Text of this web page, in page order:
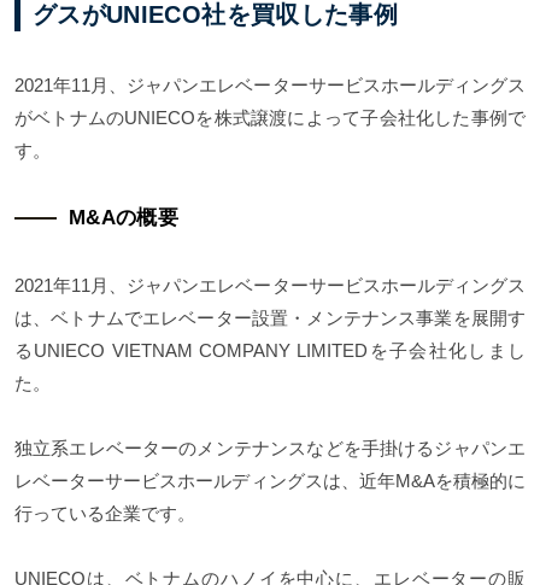
グスがUNIECO社を買収した事例
2021年11月、ジャパンエレベーターサービスホールディングス
がベトナムのUNIECOを株式譲渡によって子会社化した事例で
す。
M&Aの概要
2021年11月、ジャパンエレベーターサービスホールディングス
は、ベトナムでエレベーター設置・メンテナンス事業を展開す
るUNIECO VIETNAM COMPANY LIMITEDを子会社化しまし
た。
独立系エレベーターのメンテナンスなどを手掛けるジャパンエ
レベーターサービスホールディングスは、近年M&Aを積極的に
行っている企業です。
UNIECOは、ベトナムのハノイを中心に、エレベーターの販